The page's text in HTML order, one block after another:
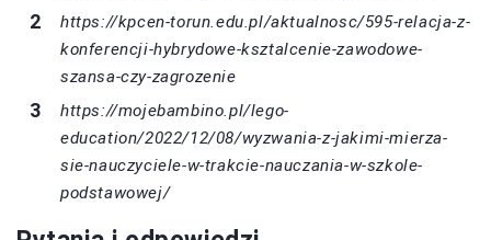
https://kpcen-torun.edu.pl/aktualnosc/595-relacja-z-
konferencji-hybrydowe-ksztalcenie-zawodowe-
szansa-czy-zagrozenie
https://mojebambino.pl/lego-
education/2022/12/08/wyzwania-z-jakimi-mierza-
sie-nauczyciele-w-trakcie-nauczania-w-szkole-
podstawowej/